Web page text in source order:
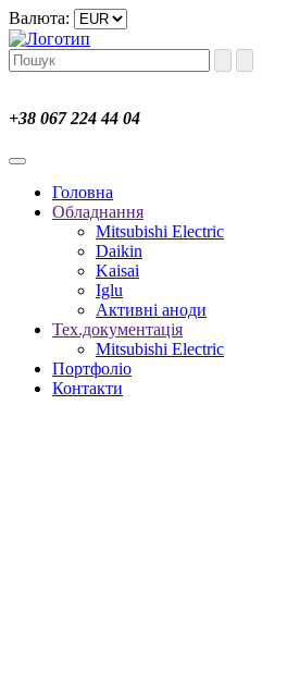
Валюта:
+38 067 224 44 04
Головна
Обладнання
Mitsubishi Electric
Daikin
Kaisai
Iglu
Активні аноди
Тех.документація
Mitsubishi Electric
Портфоліо
Контакти